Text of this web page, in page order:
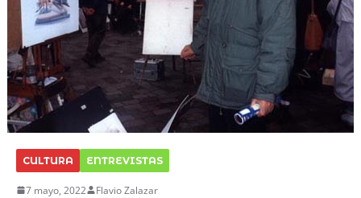
CULTURA ENTREVISTAS
7 mayo, 2022 Flavio Zalazar